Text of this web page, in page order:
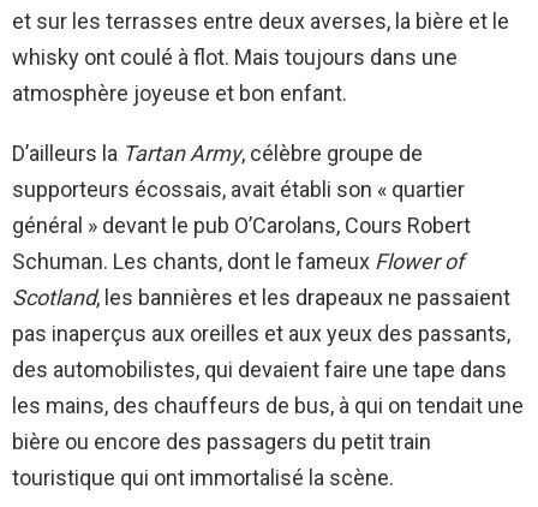
et sur les terrasses entre deux averses, la bière et le
whisky ont coulé à flot. Mais toujours dans une
atmosphère joyeuse et bon enfant.
D’ailleurs la Tartan Army, célèbre groupe de
supporteurs écossais, avait établi son « quartier
général » devant le pub O’Carolans, Cours Robert
Schuman. Les chants, dont le fameux Flower of
Scotland, les bannières et les drapeaux ne passaient
pas inaperçus aux oreilles et aux yeux des passants,
des automobilistes, qui devaient faire une tape dans
les mains, des chauffeurs de bus, à qui on tendait une
bière ou encore des passagers du petit train
touristique qui ont immortalisé la scène.